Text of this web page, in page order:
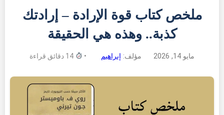
ملخص كتاب قوة الإرادة – إرادتك
كذبة.. وهذه هي الحقيقة
مايو 14, 2026 مؤلف: إبراهيم • 14 دقائق قراءة